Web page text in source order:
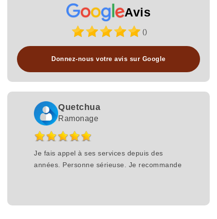
Avis
()
Donnez-nous votre avis sur Google
Quetchua
Ramonage
Je fais appel à ses services depuis des
années. Personne sérieuse. Je recommande